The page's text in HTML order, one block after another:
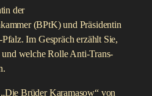
der
(BPtK) und Präsidentin
Im Gespräch erzählt Sie,
welche Rolle Anti-Trans-
Brüder Karamasow“ von